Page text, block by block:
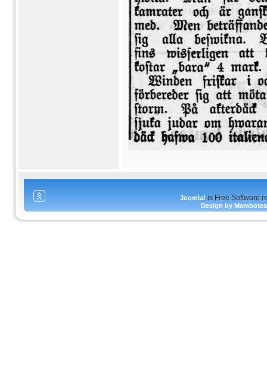
Joomla! is Free Software
Design by